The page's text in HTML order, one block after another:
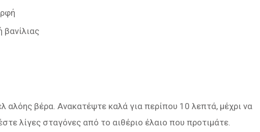
βανίλιας
αλόης βέρα. Ανακατέψτε καλά για περίπου 10 λεπτά, μέχρι να
λίγες σταγόνες από το αιθέριο έλαιο που προτιμάτε.